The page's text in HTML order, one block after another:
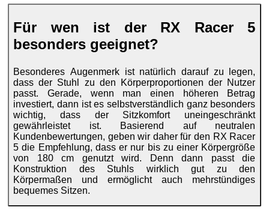
Für wen ist der RX Racer 5
besonders geeignet?
Besonderes Augenmerk ist natürlich darauf zu legen,
dass der Stuhl zu den Körperproportionen der Nutzer
passt. Gerade, wenn man einen höheren Betrag
investiert, dann ist es selbstverständlich ganz besonders
wichtig, dass der Sitzkomfort uneingeschränkt
gewährleistet ist. Basierend auf neutralen
Kundenbewertungen, geben wir daher für den RX Racer
5 die Empfehlung, dass er nur bis zu einer Körpergröße
von 180 cm genutzt wird. Denn dann passt die
Konstruktion des Stuhls wirklich gut zu den
Körpermaßen und ermöglicht auch mehrstündiges
bequemes Sitzen.